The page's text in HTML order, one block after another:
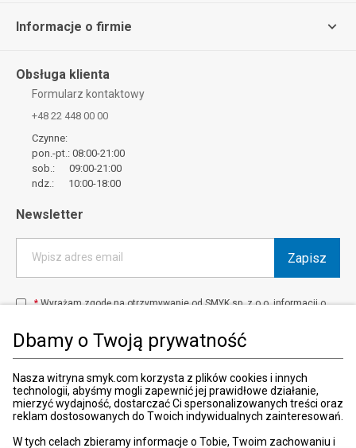
Dbamy o Twoją prywatność
Nasza witryna smyk.com korzysta z plików cookies i innych
technologii, abyśmy mogli zapewnić jej prawidłowe działanie,
mierzyć wydajność, dostarczać Ci spersonalizowanych treści oraz
reklam dostosowanych do Twoich indywidualnych zainteresowań.
W tych celach zbieramy informacje o Tobie, Twoim zachowaniu i
Informacje o firmie
Obsługa klienta
Formularz kontaktowy
+48 22 448 00 00
Czynne:
pon.-pt.: 08:00-21:00
sob.: 09:00-21:00
ndz.: 10:00-18:00
Newsletter
Wpisz adres email Zapisz
*Wyrażam zgodę na otrzymywanie od SMYK sp. z o.o. informacji o
elektronicznej (e-mail).
W każdej chwili możesz z łatwością cofnąć wyrażone zgody.
Kraj i język: Polska (Poland)